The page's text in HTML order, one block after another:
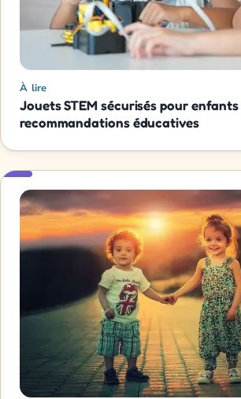
À lire
Jouets STEM sécurisés pour enfants
recommandations éducatives